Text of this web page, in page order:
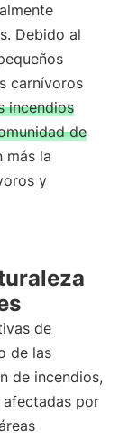
Debido al
carnívoros
incendios
de
más la
y
de
de las
de incendios,
afectadas por